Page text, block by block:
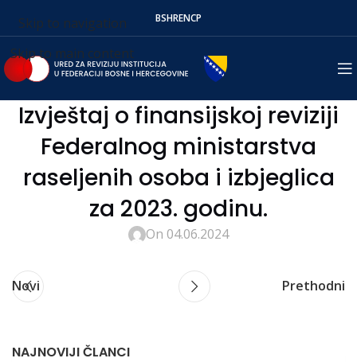
Skip to navigation
Skip to main content
BSHRENСР
Izvještaj o finansijskoj reviziji
Federalnog ministarstva
raseljenih osoba i izbjeglica
za 2023. godinu.
On 04.06.2024
Novi Prethodni
NAJNOVIJI ČLANCI